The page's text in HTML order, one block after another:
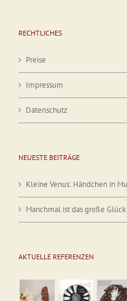
RECHTLICHES
Preise
Impressum
Datenschutz
NEUESTE BEITRÄGE
Kleine Venus: Händchen in
Manchmal ist das große
AKTUELLE REFERENZEN